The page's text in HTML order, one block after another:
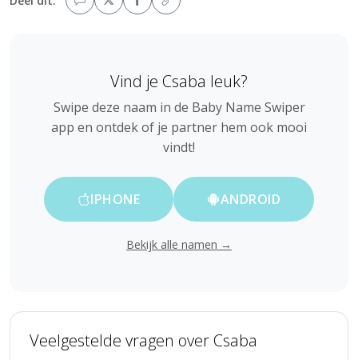
Vind je Csaba leuk?
Swipe deze naam in de Baby Name Swiper
app en ontdek of je partner hem ook mooi
vindt!
IPHONE ANDROID
Bekijk alle namen →
Veelgestelde vragen over Csaba